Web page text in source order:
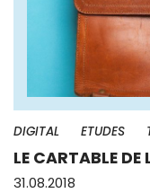
DIGITAL ETUDES
LE CARTABLE DE
31.08.2018